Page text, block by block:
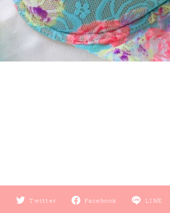
Twitter Facebook LINE